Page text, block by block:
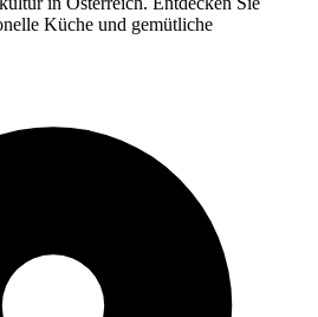
Küche und gemütliche